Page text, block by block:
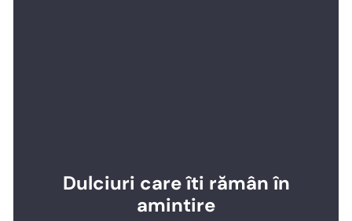
Dulciuri care îti rămân în
amintire